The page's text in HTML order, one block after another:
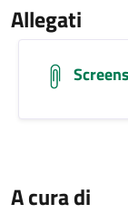
Allegati
A cura di